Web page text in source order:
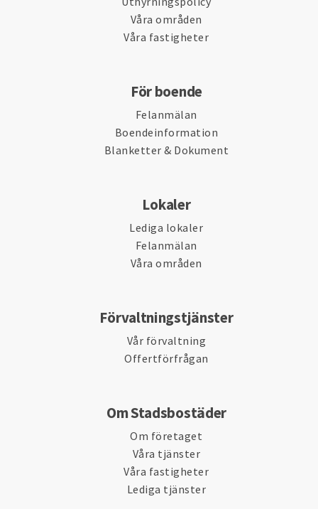
Våra områden
Våra fastigheter
För boende
Felanmälan
Boendeinformation
Blanketter & Dokument
Lokaler
Lediga lokaler
Felanmälan
Våra områden
Förvaltningstjänster
Vår förvaltning
Offertförfrågan
Om Stadsbostäder
Om företaget
Våra tjänster
Våra fastigheter
Lediga tjänster